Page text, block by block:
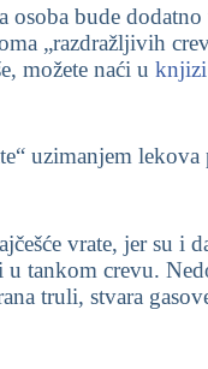
bude
„razdražljivih
možete naći u
uzimanjem
vrate, jer su i
tankom crevu.
truli, stvara